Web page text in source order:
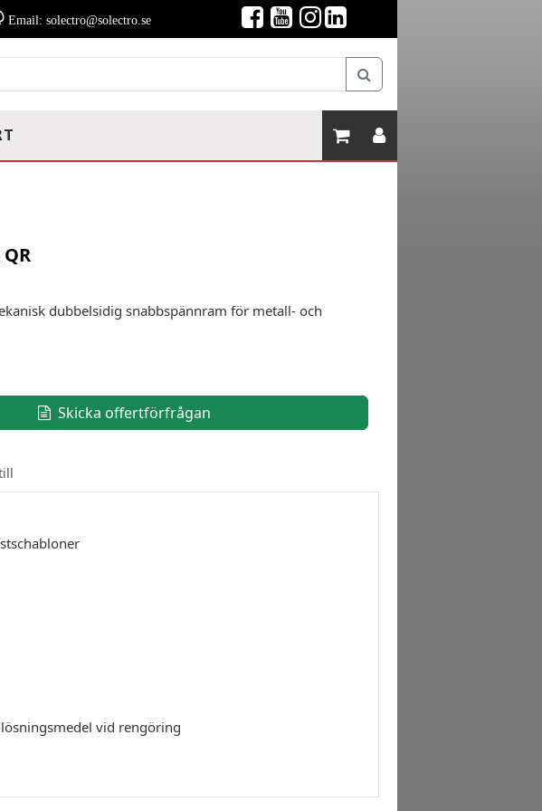
Email: solectro@solectro.se
QR
dubbelsidig snabbspännram för metall- och
Skicka offertförfrågan
vid rengöring